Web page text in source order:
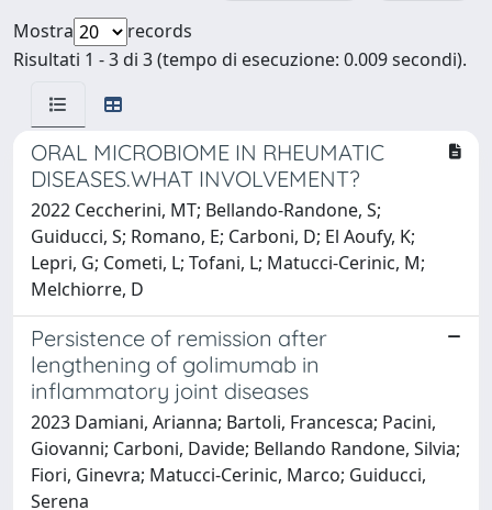
Mostra
records
Risultati 1 - 3 di 3 (tempo di esecuzione: 0.009 secondi).
ORAL MICROBIOME IN RHEUMATIC
DISEASES.WHAT INVOLVEMENT?
2022 Ceccherini, MT; Bellando-Randone, S;
Guiducci, S; Romano, E; Carboni, D; El Aoufy, K;
Lepri, G; Cometi, L; Tofani, L; Matucci-Cerinic, M;
Melchiorre, D
Persistence of remission after
lengthening of golimumab in
inflammatory joint diseases
2023 Damiani, Arianna; Bartoli, Francesca; Pacini,
Giovanni; Carboni, Davide; Bellando Randone, Silvia;
Fiori, Ginevra; Matucci-Cerinic, Marco; Guiducci,
Serena